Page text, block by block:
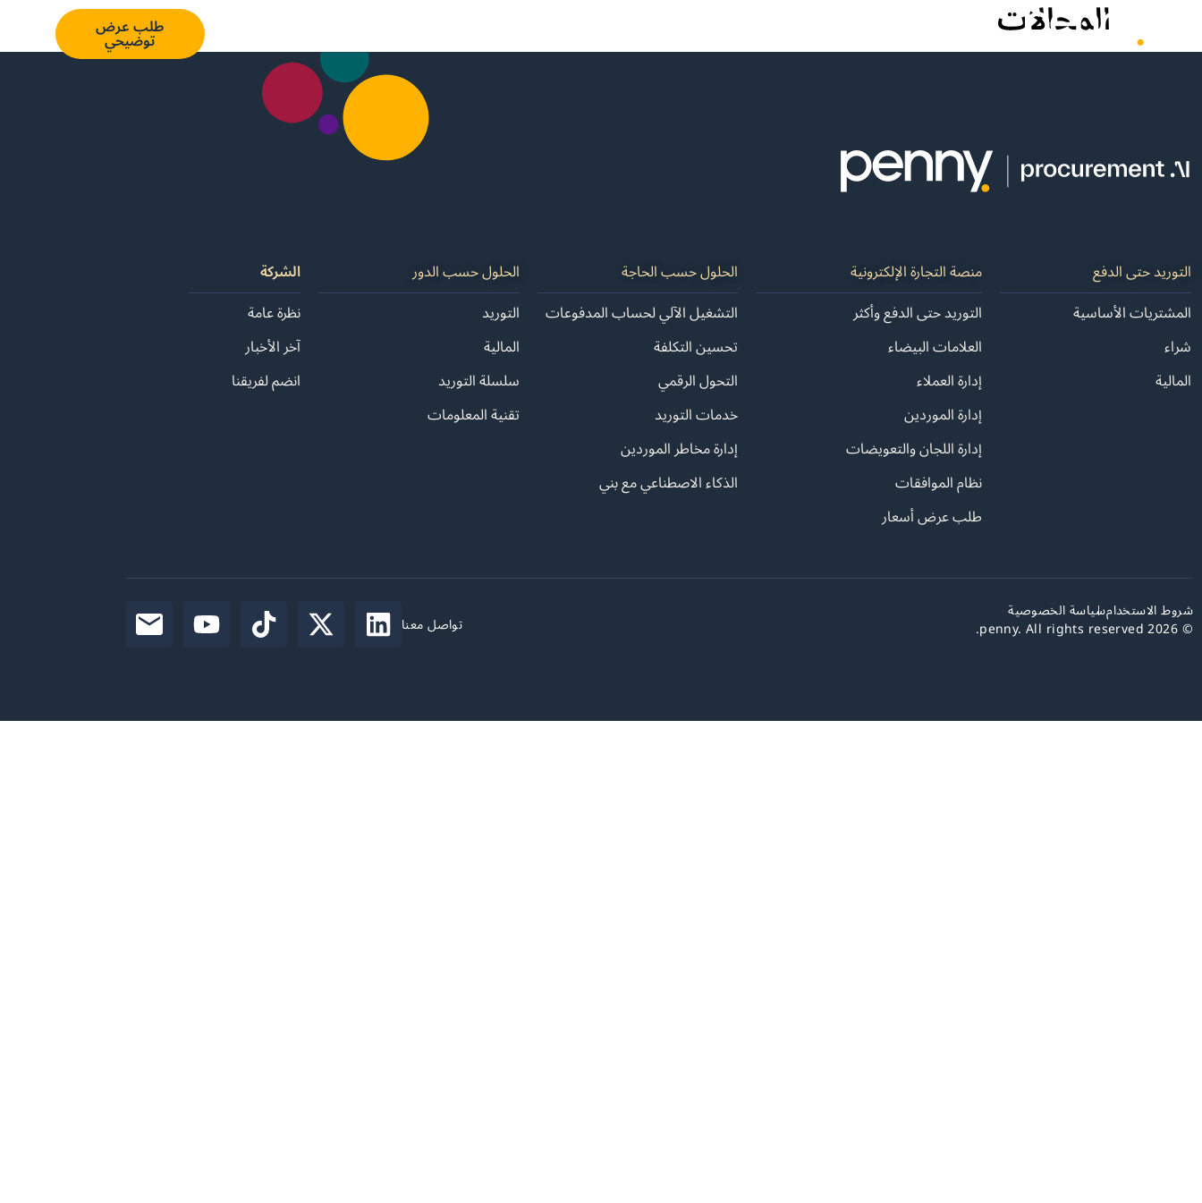
منتجاتنا طلب عرض
توضيحي المجالات
التوريد حتى الدفع
المشتريات الأساسية
شراء
المالية
منصة التجارة الإلكترونية
التوريد حتى الدفع وأكثر
العلامات البيضاء
إدارة العملاء
إدارة الموردين
إدارة اللجان والتعويضات
نظام الموافقات
طلب عرض أسعار
الحلول حسب الحاجة
التشغيل الآلي لحساب المدفوعات
تحسين التكلفة
التحول الرقمي
خدمات التوريد
إدارة مخاطر الموردين
الذكاء الاصطناعي مع بني
الحلول حسب الدور
التوريد
المالية
سلسلة التوريد
تقنية المعلومات
الشركة
نظرة عامة
آخر الأخبار
انضم لفريقنا
شروط الاستخدامسياسة الخصوصية
© 2026 penny. All rights reserved. تواصل معنا